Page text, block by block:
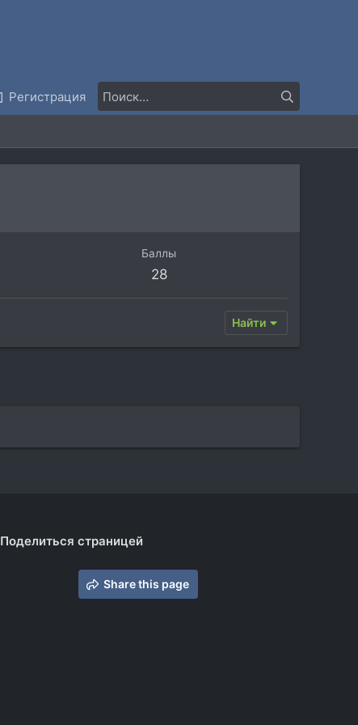
Регистрация
Баллы
28
Найти
Поделиться страницей
Share this page